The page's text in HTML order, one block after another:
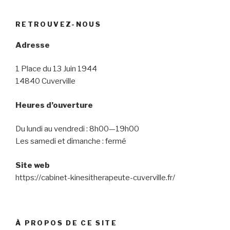
RETROUVEZ-NOUS
Adresse
1 Place du 13 Juin 1944
14840 Cuverville
Heures d’ouverture
Du lundi au vendredi : 8h00—19h00
Les samedi et dimanche : fermé
Site web
https://cabinet-kinesitherapeute-cuverville.fr/
À PROPOS DE CE SITE